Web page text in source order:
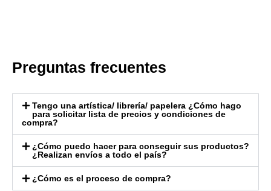
Preguntas frecuentes
Tengo una artística/ librería/ papelera ¿Cómo hago
para solicitar lista de precios y condiciones de
compra?
¿Cómo puedo hacer para conseguir sus productos?
¿Realizan envíos a todo el país?
¿Cómo es el proceso de compra?